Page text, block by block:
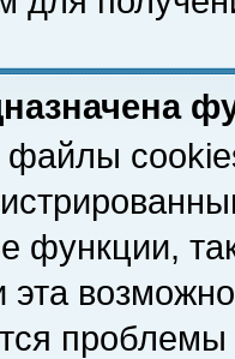
функции,